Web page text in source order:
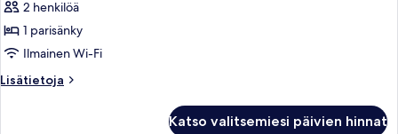
huone,
1
parisänky
2 henkilöä
1 parisänky
Ilmainen Wi-Fi
Lisätietoja
Lisätietoja
Katso valitsemiesi päivien hinnat